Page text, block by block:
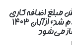
مبلغ اضافه‌کاری
پرستاران اعلام شد؛ از آبان ۱۴۰۳
می‌شود